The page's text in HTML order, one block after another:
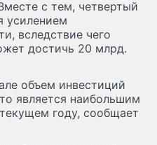
с тем, четвертый
усилением
вследствие чего
достичь 20 млрд.
объем инвестиций
является наибольшим
году, сообщает